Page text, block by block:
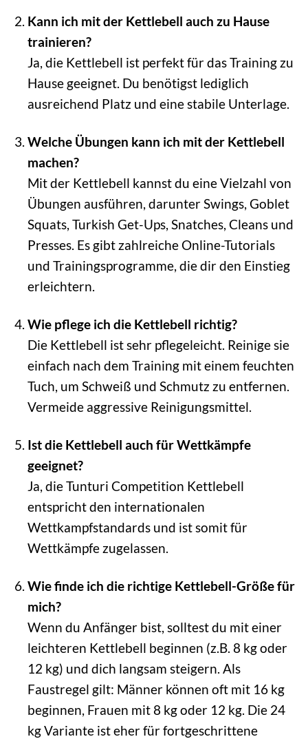
Kann ich mit der Kettlebell auch zu Hause
trainieren?
Ja, die Kettlebell ist perfekt für das Training zu
Hause geeignet. Du benötigst lediglich
ausreichend Platz und eine stabile Unterlage.
Welche Übungen kann ich mit der Kettlebell
machen?
Mit der Kettlebell kannst du eine Vielzahl von
Übungen ausführen, darunter Swings, Goblet
Squats, Turkish Get-Ups, Snatches, Cleans und
Presses. Es gibt zahlreiche Online-Tutorials
und Trainingsprogramme, die dir den Einstieg
erleichtern.
Wie pflege ich die Kettlebell richtig?
Die Kettlebell ist sehr pflegeleicht. Reinige sie
einfach nach dem Training mit einem feuchten
Tuch, um Schweiß und Schmutz zu entfernen.
Vermeide aggressive Reinigungsmittel.
Ist die Kettlebell auch für Wettkämpfe
geeignet?
Ja, die Tunturi Competition Kettlebell
entspricht den internationalen
Wettkampfstandards und ist somit für
Wettkämpfe zugelassen.
Wie finde ich die richtige Kettlebell-Größe für
mich?
Wenn du Anfänger bist, solltest du mit einer
leichteren Kettlebell beginnen (z.B. 8 kg oder
12 kg) und dich langsam steigern. Als
Faustregel gilt: Männer können oft mit 16 kg
beginnen, Frauen mit 8 kg oder 12 kg. Die 24
kg Variante ist eher für fortgeschrittene